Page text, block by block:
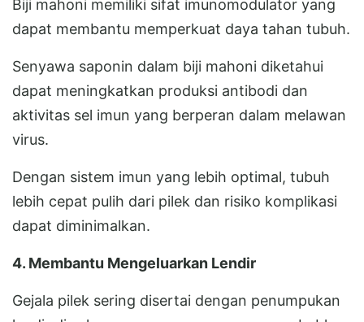
Biji mahoni memiliki sifat imunomodulator yang
dapat membantu memperkuat daya tahan tubuh.
Senyawa saponin dalam biji mahoni diketahui
dapat meningkatkan produksi antibodi dan
aktivitas sel imun yang berperan dalam melawan
virus.
Dengan sistem imun yang lebih optimal, tubuh
lebih cepat pulih dari pilek dan risiko komplikasi
dapat diminimalkan.
4. Membantu Mengeluarkan Lendir
Gejala pilek sering disertai dengan penumpukan